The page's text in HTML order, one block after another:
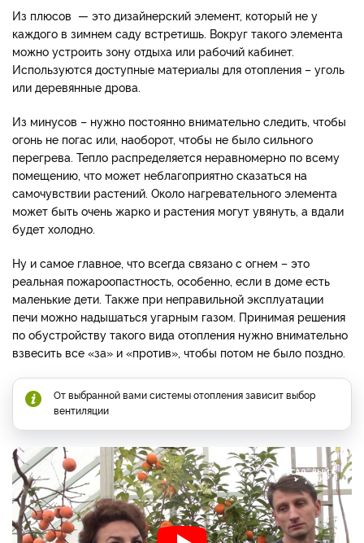
Из плюсов — это дизайнерский элемент, который не у
каждого в зимнем саду встретишь. Вокруг такого элемента
можно устроить зону отдыха или рабочий кабинет.
Используются доступные материалы для отопления – уголь
или деревянные дрова.
Из минусов – нужно постоянно внимательно следить, чтобы
огонь не погас или, наоборот, чтобы не было сильного
перегрева. Тепло распределяется неравномерно по всему
помещению, что может неблагоприятно сказаться на
самочувствии растений. Около нагревательного элемента
может быть очень жарко и растения могут увянуть, а вдали
будет холодно.
Ну и самое главное, что всегда связано с огнем – это
реальная пожароопастность, особенно, если в доме есть
маленькие дети. Также при неправильной эксплуатации
печи можно надышаться угарным газом. Принимая решения
по обустройству такого вида отопления нужно внимательно
взвесить все «за» и «против», чтобы потом не было поздно.
От выбранной вами системы отопления зависит выбор
вентиляции